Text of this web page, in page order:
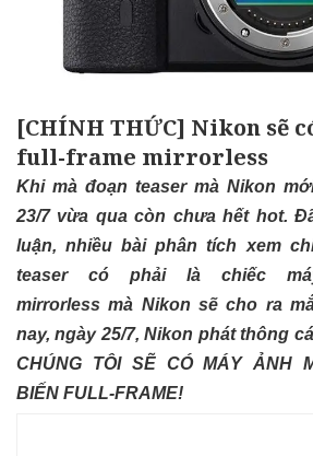
[CHÍNH THỨC] Nikon sẽ
full-frame mirrorless
Khi mà đoạn teaser mà Nikon
23/7vừa qua còn chưa hết hot.
luận, nhiều bài phân tích xem
teaser có phải là chiếc
mirrorless mà Nikon sẽ cho ra
nay, ngày 25/7, Nikon phát thông
CHÚNG TÔI SẼ CÓ MÁY ẢNH
BIẾN FULL-FRAME!